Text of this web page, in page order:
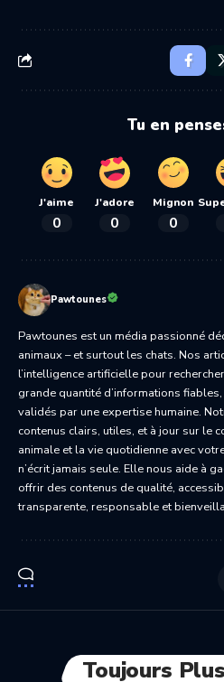
Tu en
J'aime
0
J'adore
0
Mignon
0
Pawtounes
Pawtounes est un média passionné
animaux – et surtout les chats. Nos
l’intelligence artificielle pour
grande quantité d’informations
validés par une expertise humaine.
contenus clairs, utiles, et à jour sur le
animale et la vie quotidienne avec
n’écrit jamais seule. Elle nous aide à
offrir des contenus de qualité,
transparente, responsable et
Toujours